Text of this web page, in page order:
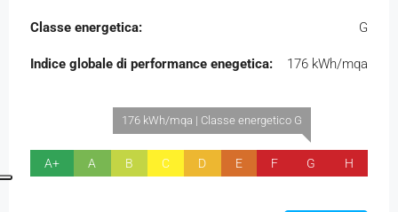
Classe energetica: G
Indice globale di performance enegetica: 176 kWh/mqa
A+ A B C D E F
176 kWh/mqa | Classe energetico G
G H